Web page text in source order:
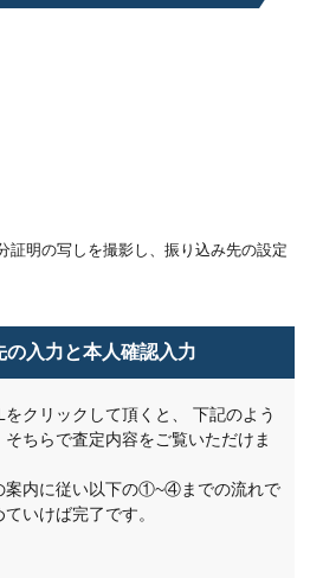
証明の写しを撮影し、振り込み先の設定
の入力と本人確認入力
クリックして頂くと、
下記のよう
ちらで査定内容をご覧いただけま
案内に従い以下の①~④までの流れで
いけば完了です。